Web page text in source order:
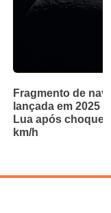
Fragmento de
lançada em 2025
Lua após choque
km/h